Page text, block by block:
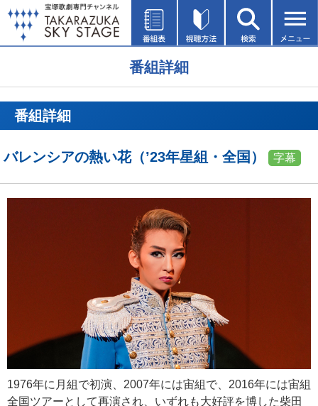
番組詳細
番組詳細
バレンシアの熱い花（’23年星組・全国） 字幕
1976年に月組で初演、2007年には宙組で、2016年には宙組
全国ツアーとして再演され、いずれも大好評を博した柴田